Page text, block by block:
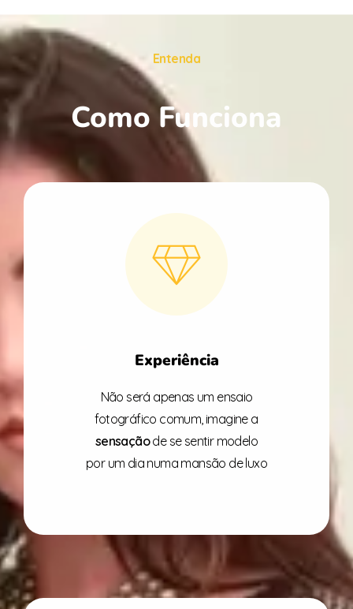
Entenda
Como Funciona
Experiência
Não será apenas um ensaio
fotográfico comum, imagine a
sensaçãode se sentir modelo
por um dia numa mansão de luxo